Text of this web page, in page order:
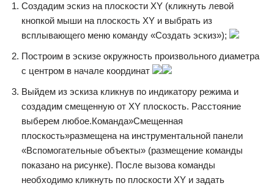
Создадим эскиз на плоскости XY (кликнуть левой
кнопкой мыши на плоскость XY и выбрать из
всплывающего меню команду «Создать эскиз»);
Построим в эскизе окружность произвольного диаметра
с центром в начале координат
Выйдем из эскиза кликнув по индикатору режима и
создадим смещенную от XY плоскость. Расстояние
выберем любое.Команда»Смещенная
плоскость»размещена на инструментальной панели
«Вспомогательные объекты» (размещение команды
показано на рисунке). После вызова команды
необходимо кликнуть по плоскости XY и задать